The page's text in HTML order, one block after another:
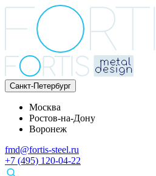
Санкт-Петербург
Москва
Ростов-на-Дону
Воронеж
fmd@fortis-steel.ru
+7 (495) 120-04-22